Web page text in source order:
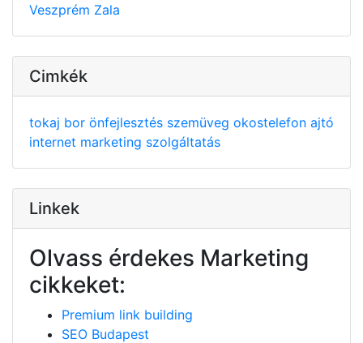
Veszprém Zala
Cimkék
tokaj bor önfejlesztés szemüveg okostelefon ajtó
internet marketing szolgáltatás
Linkek
Olvass érdekes Marketing
cikkeket:
Premium link building
SEO Budapest